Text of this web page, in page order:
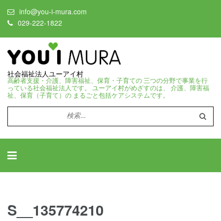
info@you-i-mura.com
029-222-1822
社会福祉法人ユーアイ村
高齢者支援・介護、障害福祉、保育・子育ての 三つの分野で事業を行
っている社会福祉法人です。 ユーアイ村がめざすのは、 介護、障害福
祉、保育（子育て）の まるごと包括ケアシステムです。
検
索:
S__135774210